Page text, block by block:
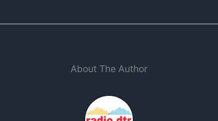
About The Author